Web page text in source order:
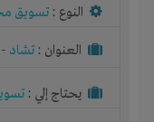
النوع : تسويق
العنوان : تشاد -
يحتاج إلي :